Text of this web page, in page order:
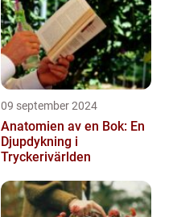
09 september 2024
Anatomien av en Bok: En
Djupdykning i
Tryckerivärlden